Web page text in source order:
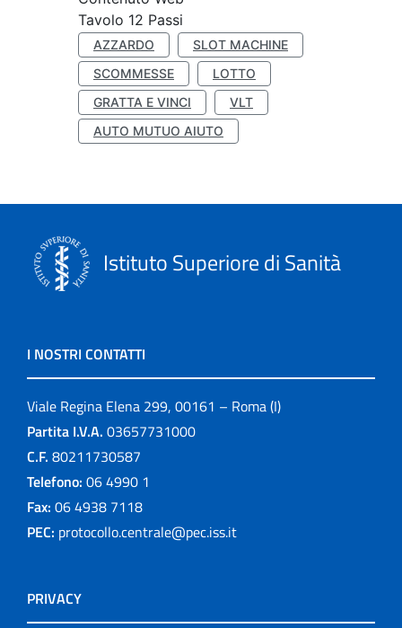
Tavolo 12 Passi
AZZARDO
SLOT MACHINE
SCOMMESSE
LOTTO
GRATTA E VINCI
VLT
AUTO MUTUO AIUTO
Istituto Superiore di Sanità
I NOSTRI CONTATTI
Viale Regina Elena 299, 00161 – Roma (I)
Partita I.V.A. 03657731000
C.F. 80211730587
Telefono: 06 4990 1
Fax: 06 4938 7118
PEC: protocollo.centrale@pec.iss.it
PRIVACY